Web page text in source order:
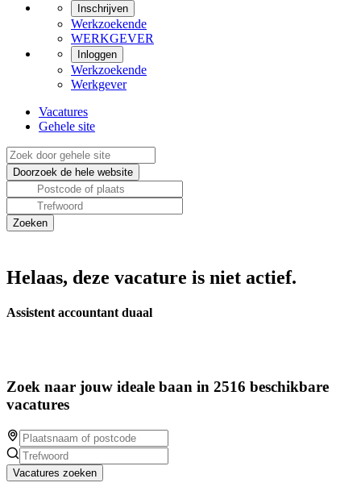
Inschrijven
Werkzoekende
WERKGEVER
Inloggen
Werkzoekende
Werkgever
Vacatures
Gehele site
Helaas, deze vacature is niet actief.
Assistent accountant duaal
Zoek naar jouw ideale baan in 2516 beschikbare
vacatures
Vacatures zoeken